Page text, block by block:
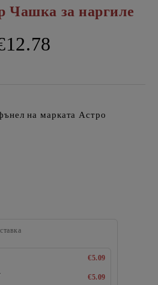
Чашка за наргиле
на марката Астро
€5.09
€5.09